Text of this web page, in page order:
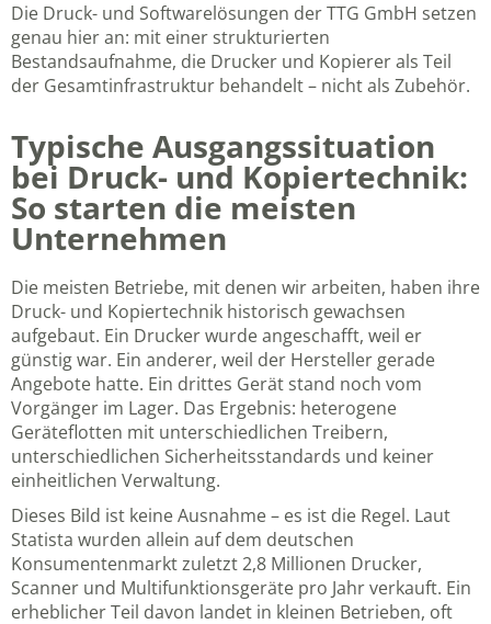
Die Druck- und Softwarelösungen der TTG GmbH setzen
genau hier an: mit einer strukturierten
Bestandsaufnahme, die Drucker und Kopierer als Teil
der Gesamtinfrastruktur behandelt – nicht als Zubehör.
Typische Ausgangssituation
bei Druck- und Kopiertechnik:
So starten die meisten
Unternehmen
Die meisten Betriebe, mit denen wir arbeiten, haben ihre
Druck- und Kopiertechnik historisch gewachsen
aufgebaut. Ein Drucker wurde angeschafft, weil er
günstig war. Ein anderer, weil der Hersteller gerade
Angebote hatte. Ein drittes Gerät stand noch vom
Vorgänger im Lager. Das Ergebnis: heterogene
Geräteflotten mit unterschiedlichen Treibern,
unterschiedlichen Sicherheitsstandards und keiner
einheitlichen Verwaltung.
Dieses Bild ist keine Ausnahme – es ist die Regel. Laut
Statista wurden allein auf dem deutschen
Konsumentenmarkt zuletzt 2,8 Millionen Drucker,
Scanner und Multifunktionsgeräte pro Jahr verkauft. Ein
erheblicher Teil davon landet in kleinen Betrieben, oft